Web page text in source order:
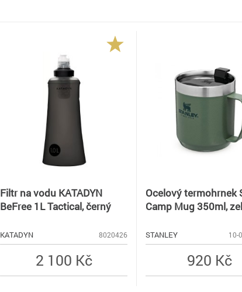
Filtr na vodu KATADYN
BeFree 1L Tactical, černý
KATADYN 8020426
2 100 Kč
Ocelový termohrnek
Camp Mug 350ml,
STANLEY 10-
920 Kč